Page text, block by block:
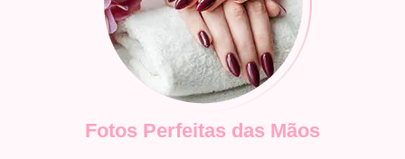
Fotos Perfeitas das Mãos